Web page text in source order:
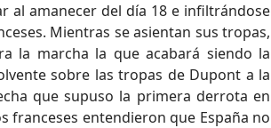
al amanecer del día 18 e infiltrándose
Mientras se asientan sus tropas,
la marcha la que acabará siendo la
sobre las tropas de Dupont a la
que supuso la primera derrota en
franceses entendieron que España no